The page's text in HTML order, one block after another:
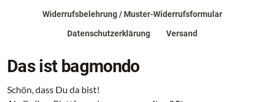
Widerrufsbelehrung / Muster-Widerrufsformular
Datenschutzerklärung Versand
Das ist bagmondo
Schön, dass Du da bist!